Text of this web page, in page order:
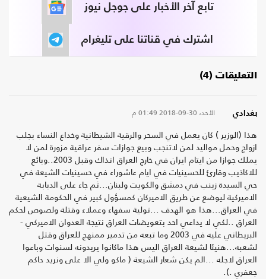
تابع آخر الأخبار على جوجل نيوز
اشترك في قناتنا على تليغرام
التعليقات (4)
بغدادي الأحد، 30-09-2018 01:49 م
هذا (الوزير ) كان يعمل في السحر والرقية الشيطانية وخداع النساء بجلب
ازواج وحمل مواليد لمن لاتنجب وبيع جوازات سفر عراقية مزورة لمن لا
يملك جوازا من ايتام ايران في خارج العراق انذاك وقبل 2003..وبائع
للاكاذيب وقارئ للحسينيات في ايام عاشوراء في حسينيات الشيعة في
حي السيدة زينب في دمشق والكويت ولبنان...ثم جاء على الدبابة
الاميركية ليوضع عن طريق الاميركان كمسؤول كبير في الحكومة الشيعية
في العراق...هذا هو الهدف ...تولية سفهاء وعملاء وقتلة ولصوص لحكم
العراق ..لكي لا يداعي احد بتعويضات العراق نتيجة العدوان الاميركي -
البريطاني عليه في 2003 وما تبعه من تدمير ممنهج للعراق وقتل
لشعبه...هنيئا لشيعة العراق اليس هذا ماكانوا يريدونه لسنوات وباعوا
العراق لاجله ...الم يكن شعار الشيعة ( ماكو ولي الا على ونريد حاكم
جعفري .).